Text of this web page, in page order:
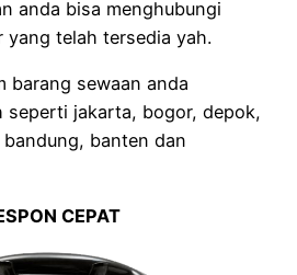
anda bisa menghubungi
yang telah tersedia yah.
barang sewaan anda
seperti jakarta, bogor, depok,
banten dan
CEPAT